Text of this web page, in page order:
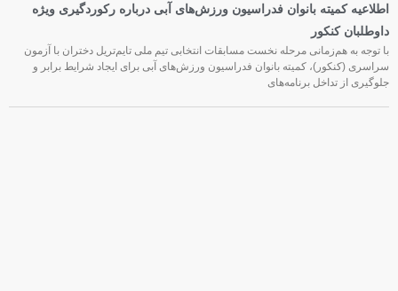
اطلاعیه کمیته بانوان فدراسیون ورزش‌های آبی درباره رکوردگیری ویژه
داوطلبان کنکور
با توجه به هم‌زمانی مرحله نخست مسابقات انتخابی تیم ملی تایم‌تریل دختران با آزمون
سراسری (کنکور)، کمیته بانوان فدراسیون ورزش‌های آبی برای ایجاد شرایط برابر و
جلوگیری از تداخل برنامه‌های